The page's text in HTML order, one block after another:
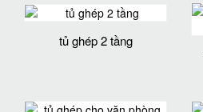
tủ ghép 2 tầng